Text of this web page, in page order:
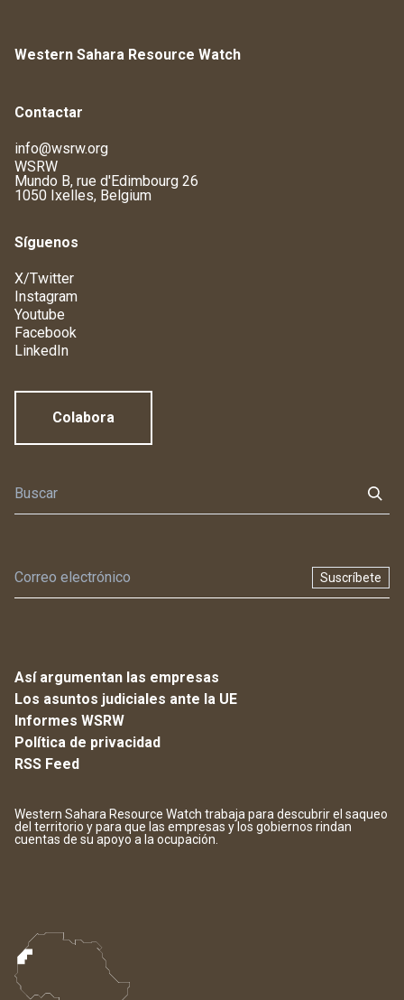
Western Sahara Resource Watch
Contactar
info@wsrw.org
WSRW
Mundo B, rue d'Edimbourg 26
1050 Ixelles, Belgium
Síguenos
X/Twitter
Instagram
Youtube
Facebook
LinkedIn
Colabora
Suscríbete
Así argumentan las empresas
Los asuntos judiciales ante la UE
Informes WSRW
Política de privacidad
RSS Feed
Western Sahara Resource Watch trabaja para descubrir el saqueo
del territorio y para que las empresas y los gobiernos rindan
cuentas de su apoyo a la ocupación.